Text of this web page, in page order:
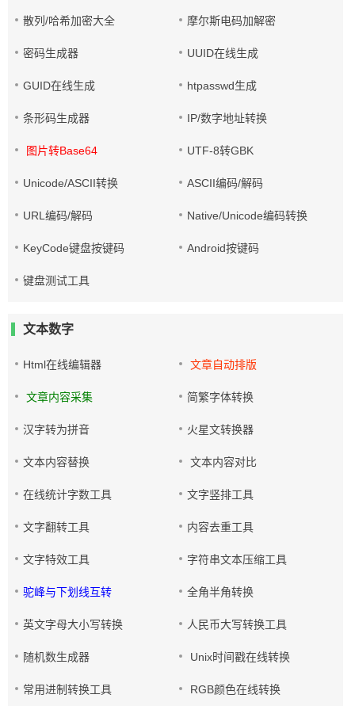
散列/哈希加密大全 摩尔斯电码加解密
密码生成器 UUID在线生成
GUID在线生成 htpasswd生成
条形码生成器 IP/数字地址转换
图片转Base64 UTF-8转GBK
Unicode/ASCII转换 ASCII编码/解码
URL编码/解码 Native/Unicode编码转换
KeyCode键盘按键码 Android按键码
键盘测试工具
文本数字
Html在线编辑器 文章自动排版
文章内容采集 简繁字体转换
汉字转为拼音 火星文转换器
文本内容替换 文本内容对比
在线统计字数工具 文字竖排工具
文字翻转工具 内容去重工具
文字特效工具 字符串文本压缩工具
驼峰与下划线互转 全角半角转换
英文字母大小写转换 人民币大写转换工具
随机数生成器 Unix时间戳在线转换
常用进制转换工具 RGB颜色在线转换